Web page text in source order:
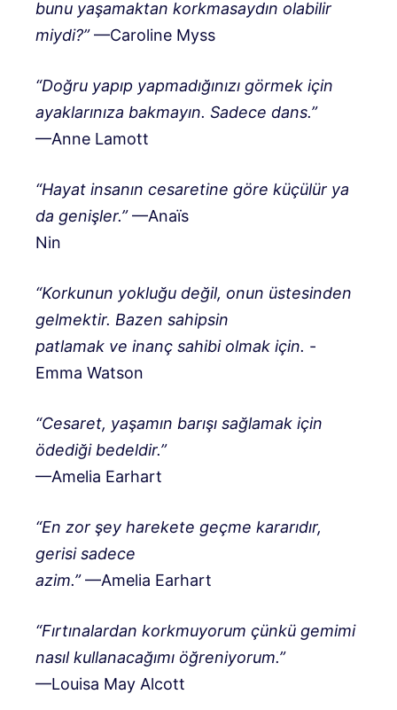
bunu yaşamaktan korkmasaydın olabilir
miydi?”—Caroline Myss
“Doğru yapıp yapmadığınızı görmek için
ayaklarınıza bakmayın. Sadece dans.”
—Anne Lamott
“Hayat insanın cesaretine göre küçülür ya
da genişler.”—Anaïs
Nin
“Korkunun yokluğu değil, onun üstesinden
gelmektir. Bazen sahipsin
patlamak ve inanç sahibi olmak için. -
Emma Watson
“Cesaret, yaşamın barışı sağlamak için
ödediği bedeldir.”
—Amelia Earhart
“En zor şey harekete geçme kararıdır,
gerisi sadece
azim.”—Amelia Earhart
“Fırtınalardan korkmuyorum çünkü gemimi
nasıl kullanacağımı öğreniyorum.”
—Louisa May Alcott